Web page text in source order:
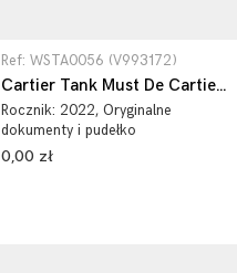
Ref: WSTA0056 (V993172)
Cartier Tank Must De Cartier WSTA0056
Rocznik: 2022, Oryginalne
dokumenty i pudełko
0,00 zł